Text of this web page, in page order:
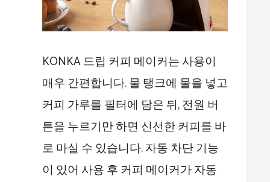
KONKA 드립 커피 메이커는 사용이
매우 간편합니다. 물 탱크에 물을 넣고
커피 가루를 필터에 담은 뒤, 전원 버
튼을 누르기만 하면 신선한 커피를 바
로 마실 수 있습니다. 자동 차단 기능
이 있어 사용 후 커피 메이커가 자동